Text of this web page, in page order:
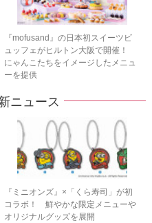
『mofusand』の日本初スイーツビ
ュッフェがヒルトン大阪で開催！
にゃんこたちをイメージしたメニュ
ーを提供
ニュース
『ミニオンズ』×「くら寿司」が初
コラボ！ 鮮やかな限定メニューや
オリジナルグッズを展開